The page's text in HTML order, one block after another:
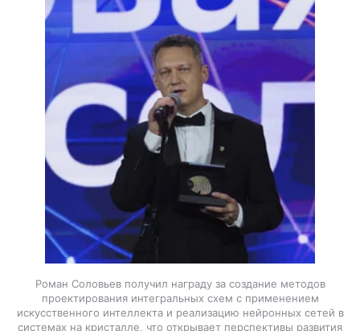
Роман Соловьев получил награду за создание методов
проектирования интегральных схем с применением
искусственного интеллекта и реализацию нейронных сетей в
системах на кристалле, что открывает перспективы развития